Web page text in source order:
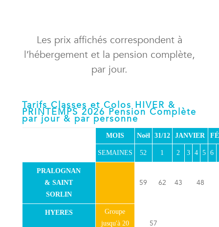
Les prix affichés correspondent à
l’hébergement et la pension complète,
par jour.
Tarifs Classes et Colos HIVER &
PRINTEMPS 2026 Pension Complète
par jour & par personne
MOIS Noël 31/12 JANVIER
SEMAINES 52 1 2 3 4 5 6
PRALOGNAN
& SAINT
SORLIN
59 62 43 48
HYERES
Groupe
jusqu'à 20
57